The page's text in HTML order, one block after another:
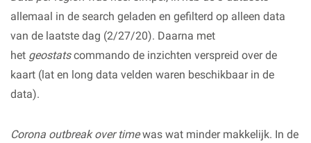
allemaal in de search geladen en gefilterd op alleen data
van de laatste dag (2/27/20). Daarna met
het geostatscommando de inzichten verspreid over de
kaart (lat en long data velden waren beschikbaar in de
data).
Corona outbreak over timewas wat minder makkelijk. In de